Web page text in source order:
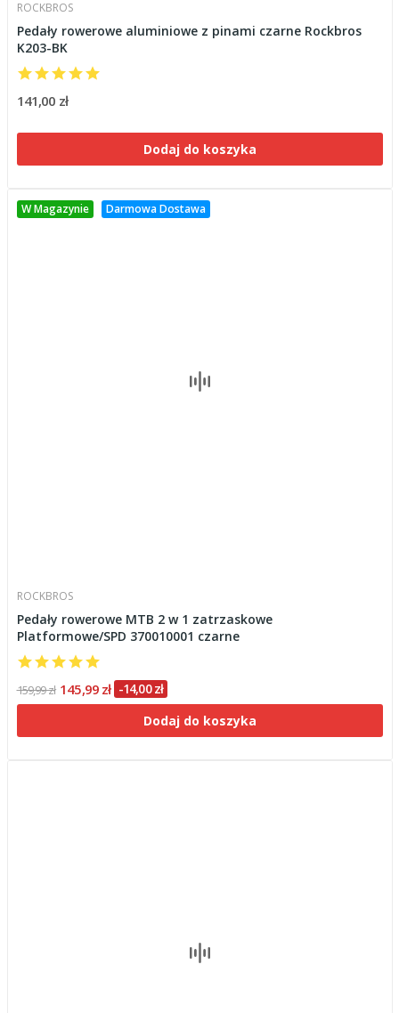
ROCKBROS
Pedały rowerowe aluminiowe z pinami czarne Rockbros
K203-BK
141,00 zł
Dodaj do koszyka
W Magazynie Darmowa Dostawa
ROCKBROS
Pedały rowerowe MTB 2 w 1 zatrzaskowe
Platformowe/SPD 370010001 czarne
159,99 zł 145,99 zł -14,00 zł
Dodaj do koszyka